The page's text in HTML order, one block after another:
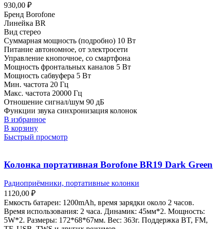
930,00 ₽
Бренд Borofone
Линейка BR
Вид стерео
Суммарная мощность (подробно) 10 Вт
Питание автономное, от электросети
Управление кнопочное, со смартфона
Мощность фронтальных каналов 5 Вт
Мощность сабвуфера 5 Вт
Мин. частота 20 Гц
Макс. частота 20000 Гц
Отношение сигнал/шум 90 дБ
Функции звука синхронизация колонок
В избранное
В корзину
Быстрый просмотр
Колонка портативная Borofone BR19 Dark Green
Радиоприёмники, портативные колонки
1120,00 ₽
Емкость батареи: 1200mAh, время зарядки около 2 часов.
Время использования: 2 часа. Динамик: 45мм*2. Мощность:
5W*2. Размеры: 172*68*67мм. Вес: 363г. Поддержка BT, FM,